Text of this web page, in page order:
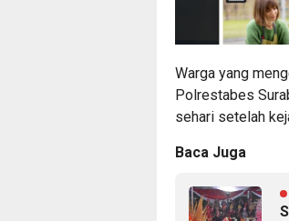
Warga yang
Polrestabes
sehari setelah
Baca Juga